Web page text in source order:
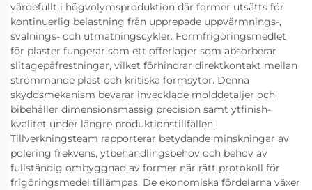
värdefullt i högvolymsproduktion där former utsätts för
kontinuerlig belastning från upprepade uppvärmnings-,
svalnings- och utmatningscykler. Formfrigöringsmedlet
för plaster fungerar som ett offerlager som absorberar
slitagepåfrestningar, vilket förhindrar direktkontakt mellan
strömmande plast och kritiska formsytor. Denna
skyddsmekanism bevarar invecklade molddetaljer och
bibehåller dimensionsmässig precision samt ytfinish-
kvalitet under längre produktionstillfällen.
Tillverkningsteam rapporterar betydande minskningar av
polering frekvens, ytbehandlingsbehov och behov av
fullständig ombyggnad av former när rätt protokoll för
frigöringsmedel tillämpas. De ekonomiska fördelarna växer